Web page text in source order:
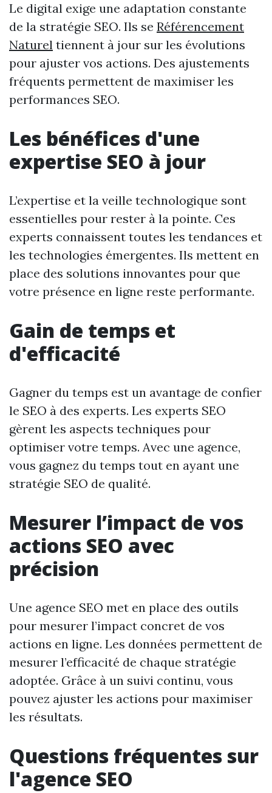
Le digital exige une adaptation constante
de la stratégie SEO. Ils se Référencement
Naturel tiennent à jour sur les évolutions
pour ajuster vos actions. Des ajustements
fréquents permettent de maximiser les
performances SEO.
Les bénéfices d'une
expertise SEO à jour
L’expertise et la veille technologique sont
essentielles pour rester à la pointe. Ces
experts connaissent toutes les tendances et
les technologies émergentes. Ils mettent en
place des solutions innovantes pour que
votre présence en ligne reste performante.
Gain de temps et
d'efficacité
Gagner du temps est un avantage de confier
le SEO à des experts. Les experts SEO
gèrent les aspects techniques pour
optimiser votre temps. Avec une agence,
vous gagnez du temps tout en ayant une
stratégie SEO de qualité.
Mesurer l’impact de vos
actions SEO avec
précision
Une agence SEO met en place des outils
pour mesurer l’impact concret de vos
actions en ligne. Les données permettent de
mesurer l’efficacité de chaque stratégie
adoptée. Grâce à un suivi continu, vous
pouvez ajuster les actions pour maximiser
les résultats.
Questions fréquentes sur
l'agence SEO